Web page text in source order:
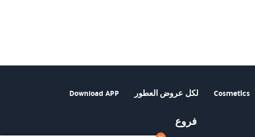
Cosmetics لكل عروض العطور Download APP
فروع